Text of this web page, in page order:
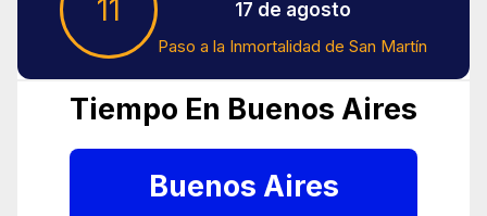
11 17 de agosto
Paso a la Inmortalidad de San Martín
Tiempo En Buenos Aires
Buenos Aires